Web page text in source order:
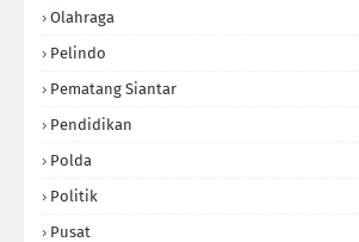
Olahraga
Pelindo
Pematang Siantar
Pendidikan
Polda
Politik
Pusat